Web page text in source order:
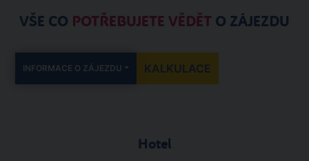
VŠE CO POTŘEBUJETE VĚDĚT O ZÁJEZDU
INFORMACE O ZÁJEZDU KALKULACE
Hotel